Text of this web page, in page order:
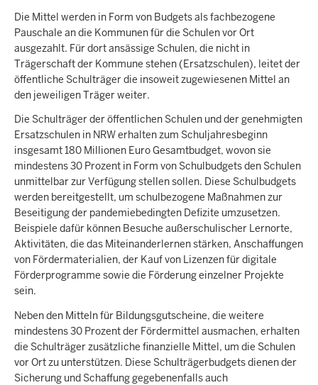
Die Mittel werden in Form von Budgets als fachbezogene
Pauschale an die Kommunen für die Schulen vor Ort
ausgezahlt. Für dort ansässige Schulen, die nicht in
Trägerschaft der Kommune stehen (Ersatzschulen), leitet der
öffentliche Schulträger die insoweit zugewiesenen Mittel an
den jeweiligen Träger weiter.
Die Schulträger der öffentlichen Schulen und der genehmigten
Ersatzschulen in NRW erhalten zum Schuljahresbeginn
insgesamt 180 Millionen Euro Gesamtbudget, wovon sie
mindestens 30 Prozent in Form von Schulbudgets den Schulen
unmittelbar zur Verfügung stellen sollen. Diese Schulbudgets
werden bereitgestellt, um schulbezogene Maßnahmen zur
Beseitigung der pandemiebedingten Defizite umzusetzen.
Beispiele dafür können Besuche außerschulischer Lernorte,
Aktivitäten, die das Miteinanderlernen stärken, Anschaffungen
von Fördermaterialien, der Kauf von Lizenzen für digitale
Förderprogramme sowie die Förderung einzelner Projekte
sein.
Neben den Mitteln für Bildungsgutscheine, die weitere
mindestens 30 Prozent der Fördermittel ausmachen, erhalten
die Schulträger zusätzliche finanzielle Mittel, um die Schulen
vor Ort zu unterstützen. Diese Schulträgerbudgets dienen der
Sicherung und Schaffung gegebenenfalls auch